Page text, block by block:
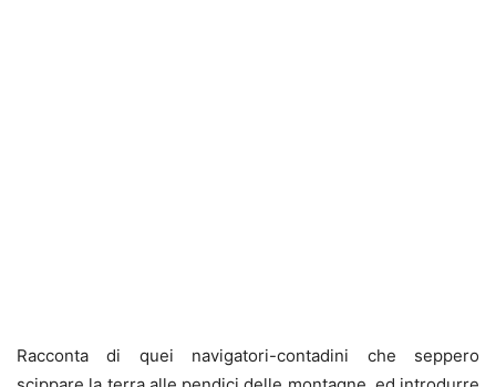
Racconta di quei navigatori-contadini che seppero